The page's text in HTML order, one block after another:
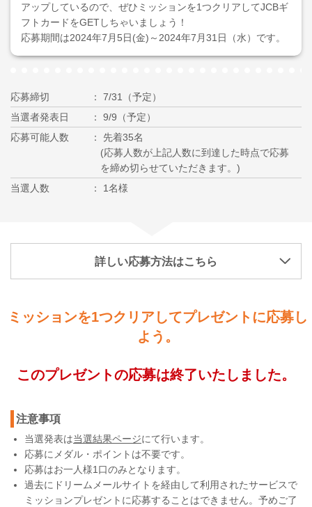
アップしているので、ぜひミッションを1つクリアしてJCBギ
フトカードをGETしちゃいましょう！
応募期間は2024年7月5日(金)～2024年7月31日（水）です。
応募締切
7/31（予定）
当選者発表日
9/9（予定）
応募可能人数
先着35名
(応募人数が上記人数に到達した時点で応募
を締め切らせていただきます。)
当選人数
1名様
詳しい応募方法はこちら
ミッションを1つクリアしてプレゼントに応募し
よう。
このプレゼントの応募は終了いたしました。
注意事項
当選発表は当選結果ページにて行います。
応募にメダル・ポイントは不要です。
応募はお一人様1口のみとなります。
過去にドリームメールサイトを経由して利用されたサービスで
ミッションプレゼントに応募することはできません。予めご了